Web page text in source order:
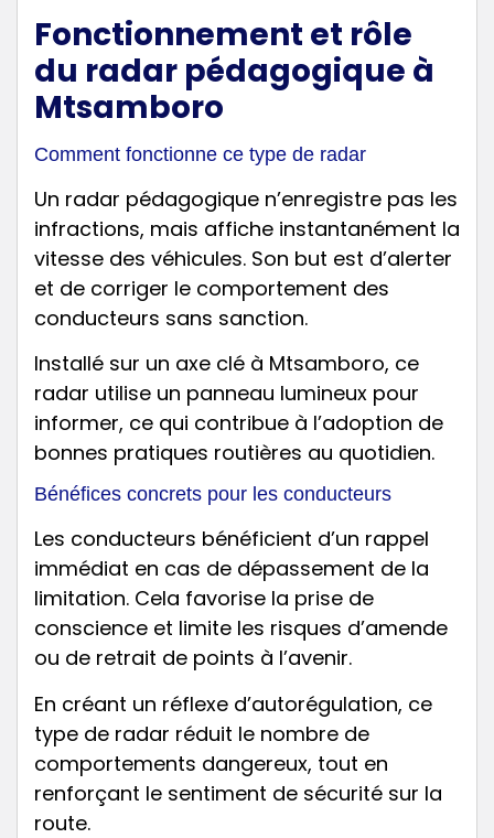
Fonctionnement et rôle
du radar pédagogique à
Mtsamboro
Comment fonctionne ce type de radar
Un radar pédagogique n’enregistre pas les
infractions, mais affiche instantanément la
vitesse des véhicules. Son but est d’alerter
et de corriger le comportement des
conducteurs sans sanction.
Installé sur un axe clé à Mtsamboro, ce
radar utilise un panneau lumineux pour
informer, ce qui contribue à l’adoption de
bonnes pratiques routières au quotidien.
Bénéfices concrets pour les conducteurs
Les conducteurs bénéficient d’un rappel
immédiat en cas de dépassement de la
limitation. Cela favorise la prise de
conscience et limite les risques d’amende
ou de retrait de points à l’avenir.
En créant un réflexe d’autorégulation, ce
type de radar réduit le nombre de
comportements dangereux, tout en
renforçant le sentiment de sécurité sur la
route.